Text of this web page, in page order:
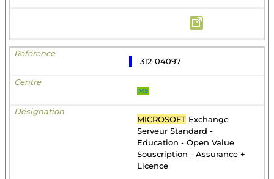
312-04097
MS
MICROSOFT Exchange
Serveur Standard -
Education - Open Value
Souscription - Assurance +
Licence